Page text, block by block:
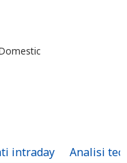
intraday Analisi